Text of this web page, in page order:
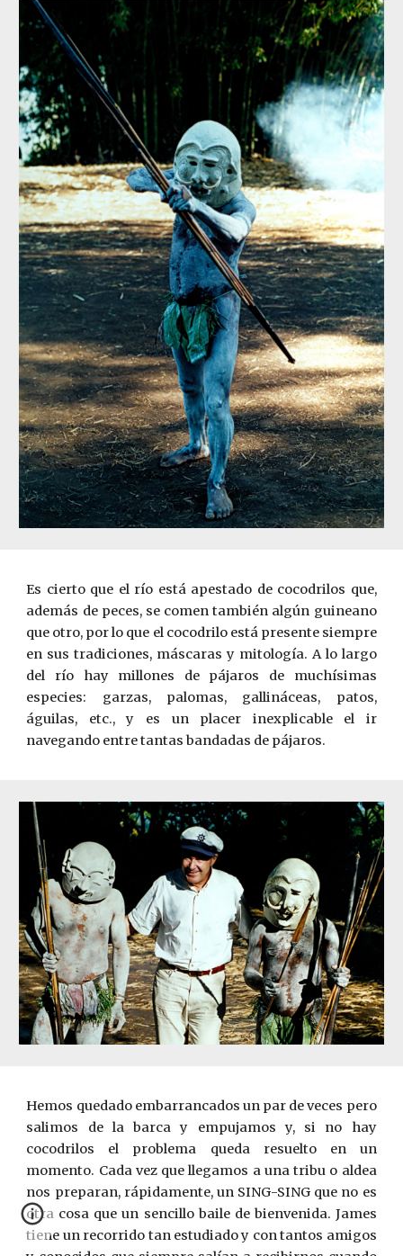
Es cierto que el río estáapestado de cocodrilos que,
además de peces, se comen también algún guineano
que otro, por lo que el cocodrilo estápresente siempre
en sus tradiciones, máscaras y mitología. A lo largo
del río hay millones de pájaros de muchísimas
especies: garzas, palomas, gallináceas, patos,
águilas, etc., y es un placer inexplicable el ir
navegando entre tantas bandadas de pájaros.
Hemos quedado embarrancados un par de veces pero
salimos de la barca y empujamos y, si no hay
cocodrilos el problema queda resuelto en un
momento. Cada vez que llegamos a una tribu o aldea
nos preparan, rápidamente, un SING-SING que no es
otra cosa que un sencillo baile de bienvenida. James
tiene un recorrido tan estudiado y con tantos amigos